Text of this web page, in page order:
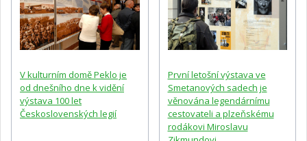
V kulturním domě Peklo je
od dnešního dne k vidění
výstava 100 let
Československých legií
První letošní výstava ve
Smetanových sadech je
věnována legendárnímu
cestovateli a plzeňskému
rodákovi Miroslavu